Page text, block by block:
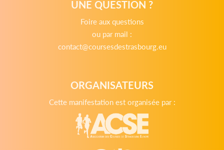
UNE QUESTION ?
Foire aux questions
ou par mail :
contact@coursesdestrasbourg.eu
ORGANISATEURS
Cette manifestation est organisée par :